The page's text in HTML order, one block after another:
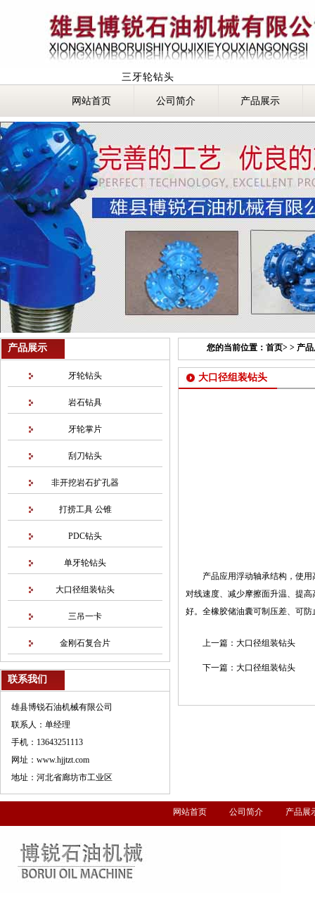
三牙轮钻头
网站首页 公司简介 产品展示
您的当前位置： 首页> > 产
大口径组装钻头
产品应用浮动轴承结构，使
对线速度、减少摩擦面升温、提
好。全橡胶储油囊可制压差、可
上一篇： 大口径组装钻头
下一篇： 大口径组装钻头
产品展示
牙轮钻头
岩石钻具
牙轮掌片
刮刀钻头
非开挖岩石扩孔器
打捞工具 公锥
PDC钻头
单牙轮钻头
大口径组装钻头
三吊一卡
金刚石复合片
联系我们
雄县博锐石油机械有限公司
联系人：单经理
手机：13643251113
网址：www.hjjtzt.com
地址：河北省廊坊市工业区
网站首页 公司简介 产品展